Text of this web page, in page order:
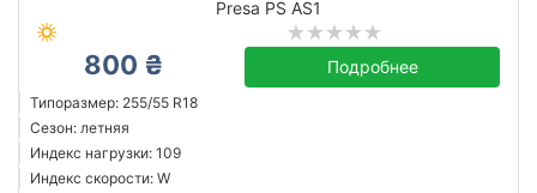
Presa PS AS1
800 ₴ Подробнее
Типоразмер: 255/55 R18
Сезон: летняя
Индекс нагрузки: 109
Индекс скорости: W